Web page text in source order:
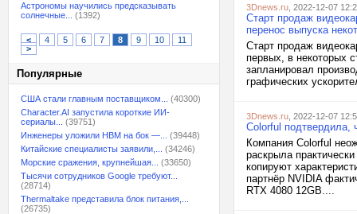
Астрономы научились предсказывать
солнечные...
(1392)
< 4 5 6 7 8 9 10
11
>
Популярные
США стали главным поставщиком...
(40300)
Character.AI запустила короткие ИИ-
сериалы...
(39751)
Инженеры уложили HBM на бок —...
(39448)
Китайские специалисты заявили,...
(34246)
Морские сражения, крупнейшая...
(33650)
Тысячи сотрудников Google требуют...
(28714)
Thermaltake представила блок питания,...
(26735)
3Dnews.ru , 2022-12-07
Старт продаж
перенос выпуска
Старт продаж
первых, в некоторых
запланировал
графических
3Dnews.ru , 2022-12-07
Colorful подтвердила,
Компания Colorful
раскрыла
копируют
партнёр NVIDIA
RTX 4080 12GB....